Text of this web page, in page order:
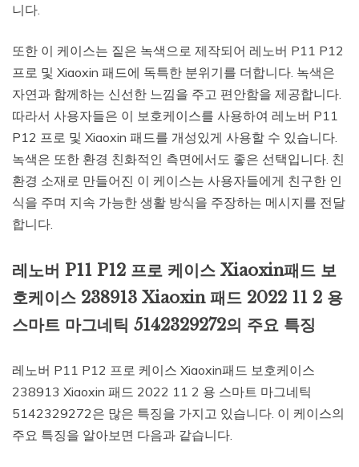
니다.
또한 이 케이스는 짙은 녹색으로 제작되어 레노버 P11 P12
프로 및 Xiaoxin 패드에 독특한 분위기를 더합니다. 녹색은
자연과 함께하는 신선한 느낌을 주고 편안함을 제공합니다.
따라서 사용자들은 이 보호케이스를 사용하여 레노버 P11
P12 프로 및 Xiaoxin 패드를 개성있게 사용할 수 있습니다.
녹색은 또한 환경 친화적인 측면에서도 좋은 선택입니다. 친
환경 소재로 만들어진 이 케이스는 사용자들에게 친구한 인
식을 주며 지속 가능한 생활 방식을 주장하는 메시지를 전달
합니다.
레노버 P11 P12 프로 케이스 Xiaoxin패드 보
호케이스 238913 Xiaoxin 패드 2022 11 2 용
스마트 마그네틱 5142329272의 주요 특징
레노버 P11 P12 프로 케이스 Xiaoxin패드 보호케이스
238913 Xiaoxin 패드 2022 11 2 용 스마트 마그네틱
5142329272은 많은 특징을 가지고 있습니다. 이 케이스의
주요 특징을 알아보면 다음과 같습니다.